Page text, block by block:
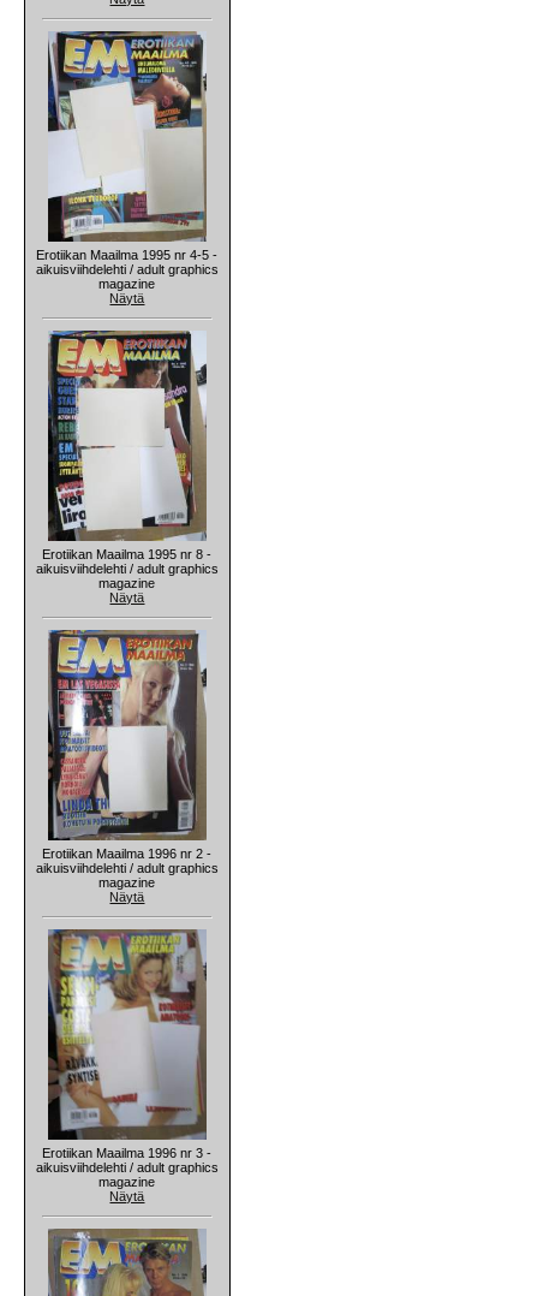
Erotiikan Maailma 1995 nr 4-5 -
aikuisviihdelehti / adult graphics
magazine
Näytä
Erotiikan Maailma 1995 nr 8 -
aikuisviihdelehti / adult graphics
magazine
Näytä
Erotiikan Maailma 1996 nr 2 -
aikuisviihdelehti / adult graphics
magazine
Näytä
Erotiikan Maailma 1996 nr 3 -
aikuisviihdelehti / adult graphics
magazine
Näytä